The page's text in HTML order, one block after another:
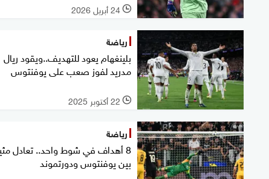
l 24 أبريل 2026
رياضة
بلينغهام يعود للتهديف..ويقود ريال
مدريد لفوز صعب على يوفنتوس
l 22 أكتوبر 2025
رياضة
8 أهداف في شوط واحد.. تعادل
بين يوفنتوس ودورتموند